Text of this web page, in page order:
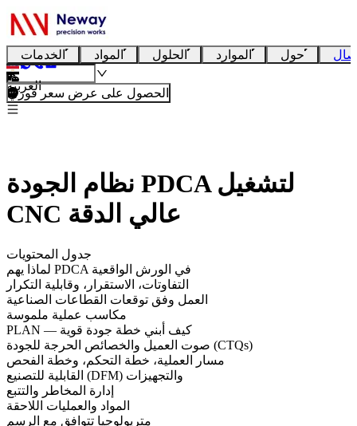
الخدمات المواد الحلول الموارد حول
العربية
الحصول على عرض سعر فوري
نظام الجودة PDCA لتشغيل
CNC عالي الدقة
جدول المحتويات
لماذا يهم PDCA في الورش الواقعية
التفاوتات، الاستقرار، وقابلية التكرار
العمل وفق توقعات القطاعات الصناعية
مكاسب عملية ملموسة
PLAN — كيف أبني خطة جودة قوية
صوت العميل والخصائص الحرجة للجودة (CTQs)
مسار العملية، خطة التحكم، وخطة الفحص
القابلية للتصنيع (DFM) والتجهيزات
إدارة المخاطر والتتبع
المواد والعمليات اللاحقة
متريولوجيا تتوافق مع الرسم